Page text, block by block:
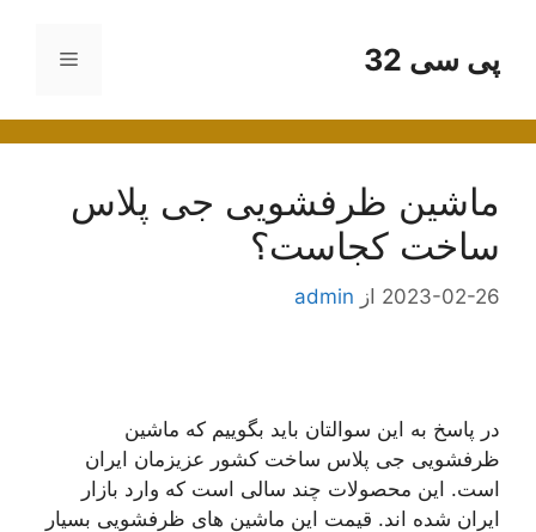
محتواپی سی 32 فهرست
ماشین ظرفشویی جی پلاس
ساخت کجاست؟
2023-02-26 از admin
در پاسخ به این سوالتان باید بگوییم که ماشین
ظرفشویی جی پلاس ساخت کشور عزیزمان ایران
است. این محصولات چند سالی است که وارد بازار
ایران شده اند. قیمت این ماشین های ظرفشویی بسیار